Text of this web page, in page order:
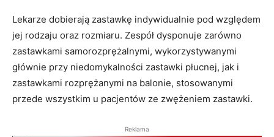
Lekarze dobierają zastawkę indywidualnie pod względem
jej rodzaju oraz rozmiaru. Zespół dysponuje zarówno
zastawkami samorozprężalnymi, wykorzystywanymi
głównie przy niedomykalności zastawki płucnej, jak i
zastawkami rozprężanymi na balonie, stosowanymi
przede wszystkim u pacjentów ze zwężeniem zastawki.
Reklama